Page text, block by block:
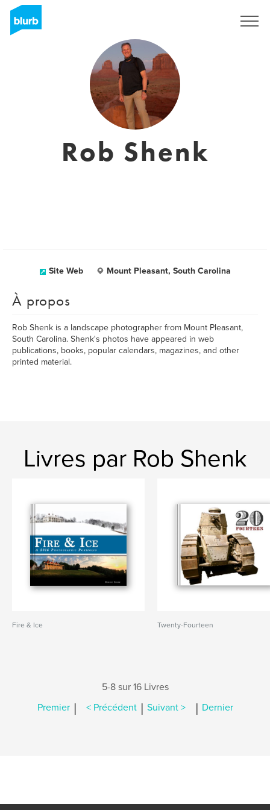
Rob Shenk
Site Web Mount Pleasant, South Carolina
À propos
Rob Shenk is a landscape photographer from Mount Pleasant,
South Carolina. Shenk's photos have appeared in web
publications, books, popular calendars, magazines, and other
printed material.
Livres par Rob Shenk
Fire & Ice Twenty-Fourteen
5-8 sur 16 Livres
Premier | < Précédent | Suivant > | Dernier